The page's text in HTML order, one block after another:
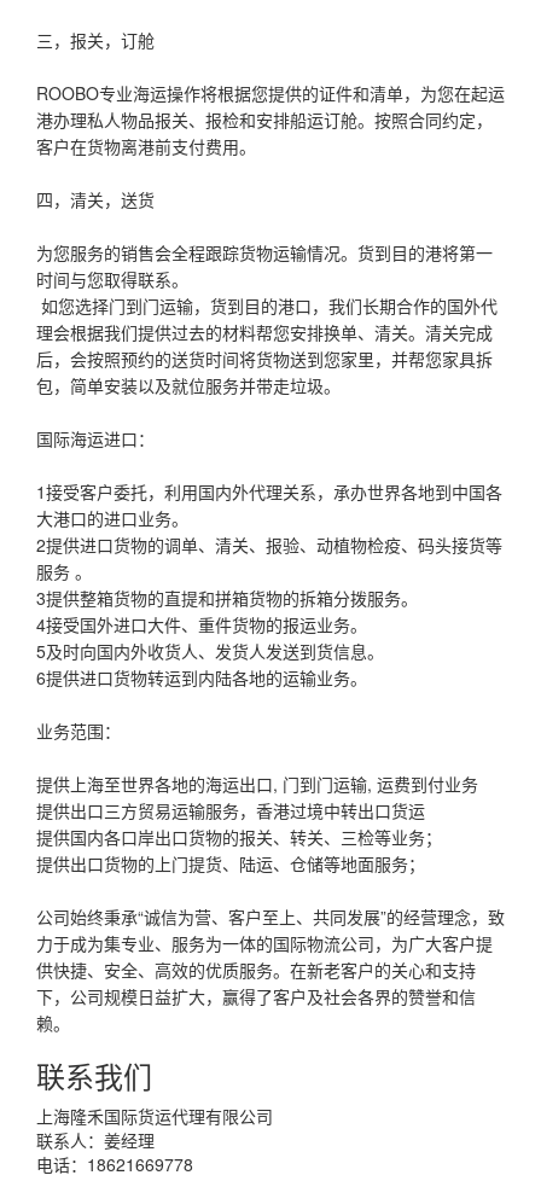
三，报关，订舱
ROOBO专业海运操作将根据您提供的证件和清单，为您在起运
港办理私人物品报关、报检和安排船运订舱。按照合同约定，
客户在货物离港前支付费用。
四，清关，送货
为您服务的销售会全程跟踪货物运输情况。货到目的港将第一
时间与您取得联系。
如您选择门到门运输，货到目的港口，我们长期合作的国外代
理会根据我们提供过去的材料帮您安排换单、清关。清关完成
后，会按照预约的送货时间将货物送到您家里，并帮您家具拆
包，简单安装以及就位服务并带走垃圾。
国际海运进口：
1接受客户委托，利用国内外代理关系，承办世界各地到中国各
大港口的进口业务。
2提供进口货物的调单、清关、报验、动植物检疫、码头接货等
服务 。
3提供整箱货物的直提和拼箱货物的拆箱分拨服务。
4接受国外进口大件、重件货物的报运业务。
5及时向国内外收货人、发货人发送到货信息。
6提供进口货物转运到内陆各地的运输业务。
业务范围：
提供上海至世界各地的海运出口, 门到门运输, 运费到付业务
提供出口三方贸易运输服务，香港过境中转出口货运
提供国内各口岸出口货物的报关、转关、三检等业务；
提供出口货物的上门提货、陆运、仓储等地面服务；
公司始终秉承“诚信为营、客户至上、共同发展”的经营理念，致
力于成为集专业、服务为一体的国际物流公司，为广大客户提
供快捷、安全、高效的优质服务。在新老客户的关心和支持
下，公司规模日益扩大，赢得了客户及社会各界的赞誉和信
赖。
联系我们
上海隆禾国际货运代理有限公司
联系人：姜经理
电话：18621669778